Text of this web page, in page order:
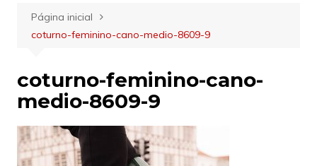
Página inicial
coturno-feminino-cano-medio-8609-9
coturno-feminino-cano-
medio-8609-9